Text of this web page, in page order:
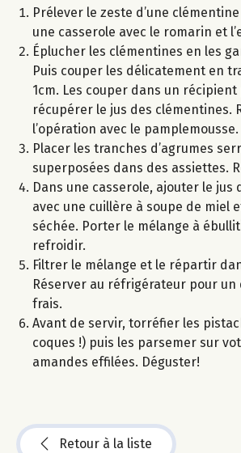
Prélever le zeste d’une
une casserole avec le romarin et
Éplucher les clémentines en les
Puis couper les délicatement en
1cm. Les couper dans un
récupérer le jus des clémentines.
l’opération avec le pamplemousse.
Placer les tranches d’agrumes
superposées dans des assiettes.
Dans une casserole, ajouter le jus
avec une cuillère à soupe de miel
séchée. Porter le mélange à
refroidir.
Filtrer le mélange et le répartir
Réserver au réfrigérateur pour un
frais.
Avant de servir, torréfier les
coques !) puis les parsemer sur
amandes effilées. Déguster!
Retour à la liste